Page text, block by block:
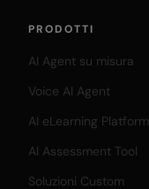
PRODOTTI
AI Agent su misura
Voice AI Agent
AI eLearning Platform
AI Assessment Tool
Soluzioni Custom